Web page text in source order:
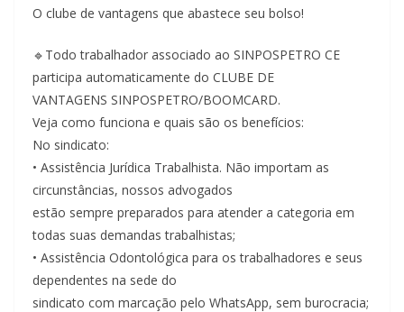
O clube de vantagens que abastece seu bolso!
🔹Todo trabalhador associado ao SINPOSPETRO CE
participa automaticamente do CLUBE DE
VANTAGENS SINPOSPETRO/BOOMCARD.
Veja como funciona e quais são os benefícios:
No sindicato:
• Assistência Jurídica Trabalhista. Não importam as
circunstâncias, nossos advogados
estão sempre preparados para atender a categoria em
todas suas demandas trabalhistas;
• Assistência Odontológica para os trabalhadores e seus
dependentes na sede do
sindicato com marcação pelo WhatsApp, sem burocracia;